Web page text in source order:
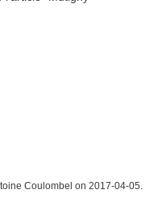
Coulombel on 2017-04-05.